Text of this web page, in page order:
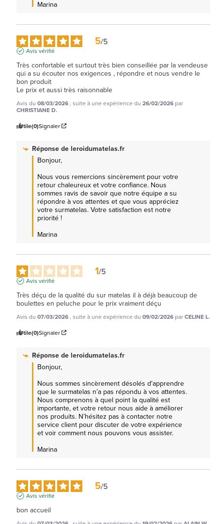
Marina
5/5
Avis vérifié
Très confortable et surtout très bien conseillée par la vendeuse
qui a su écouter nos exigences , répondre et nous vendre le
bon produit
Le prix et aussi très raisonnable
Avis du 08/03/2026, suite à une expérience du 26/02/2026 par
CHRISTIANE D.
Utile(0)Signaler
Réponse deleroidumatelas.fr
Bonjour,
Nous vous remercions sincèrement pour votre
retour chaleureux et votre confiance. Nous
sommes ravis de savoir que notre équipe a su
répondre à vos attentes et que vous appréciez
votre surmatelas. Votre satisfaction est notre
priorité !
Marina
1/5
Avis vérifié
Très déçu de la qualité du sur matelas il à déjà beaucoup de
boulettes en peluche pour le prix vraiment déçu
Avis du 07/03/2026, suite à une expérience du 09/02/2026 parCELINE L.
Utile(0)Signaler
Réponse deleroidumatelas.fr
Bonjour,
Nous sommes sincèrement désolés d'apprendre
que le surmatelas n’a pas répondu à vos attentes.
Nous comprenons à quel point la qualité est
importante, et votre retour nous aide à améliorer
nos produits. N’hésitez pas à contacter notre
service client pour discuter de votre expérience
et voir comment nous pouvons vous assister.
Marina
5/5
Avis vérifié
bon accueil